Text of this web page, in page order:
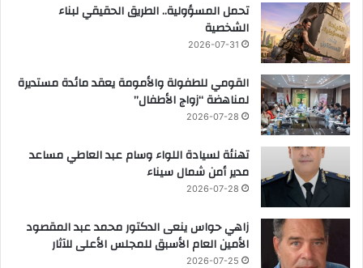
تحمل المسؤولية.. الطريق الحقيقي لبناء
الشخصية
2026-07-31
القومي للطفولة والأمومة يعقد مائدة مستديرة
لمناهضة “زواج الأطفال”
2026-07-28
تهنئة لسيادة اللواء وسام عبد العاطي مساعد
مدير أمن شمال سيناء
2026-07-28
زاهي حواس ينعى الدكتور محمد عبد المقصود
الأمين العام الأسبق للمجلس الأعلى للآثار
2026-07-25